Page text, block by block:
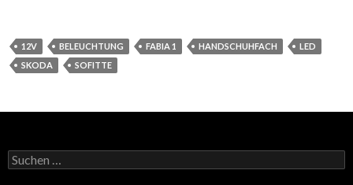
12V BELEUCHTUNG FABIA 1 HANDSCHUHFACH
LED
SKODA
SOFITTE
Suche
nach: